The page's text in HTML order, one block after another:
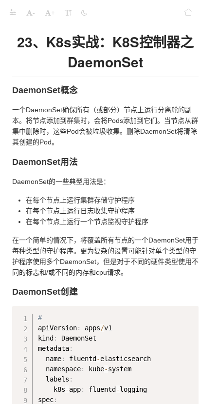
- +
23、K8s实战：K8S控制器之
DaemonSet
DaemonSet概念
一个DaemonSet确保所有（或部分）节点上运行分离舱的副
本。将节点添加到群集时，会将Pods添加到它们。当节点从群
集中删除时，这些Pod会被垃圾收集。删除DaemonSet将清除
其创建的Pod。
DaemonSet用法
DaemonSet的一些典型用法是：
在每个节点上运行集群存储守护程序
在每个节点上运行日志收集守护程序
在每个节点上运行一个节点监视守护程序
在一个简单的情况下，将覆盖所有节点的一个DaemonSet用于
每种类型的守护程序。更为复杂的设置可能针对单个类型的守
护程序使用多个DaemonSet，但是对于不同的硬件类型使用不
同的标志和/或不同的内存和cpu请求。
DaemonSet创建
#
apiVersion: apps/v1
kind :
DaemonSet
metadata:
  name
: fluentd -elasticsearch
  namespace
: kube-system
  labels
:
    k8s
-app: fluentd -logging
spec: